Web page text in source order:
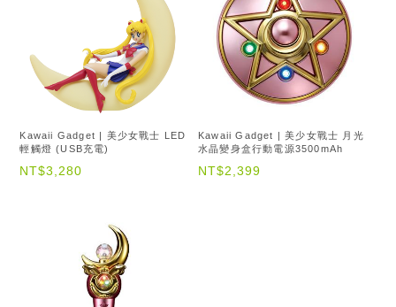
Kawaii Gadget | 美少女戰士 LED
輕觸燈 (USB充電)
NT$3,280
Kawaii Gadget | 美少女戰士 月光
水晶變身盒行動電源3500mAh
NT$2,399